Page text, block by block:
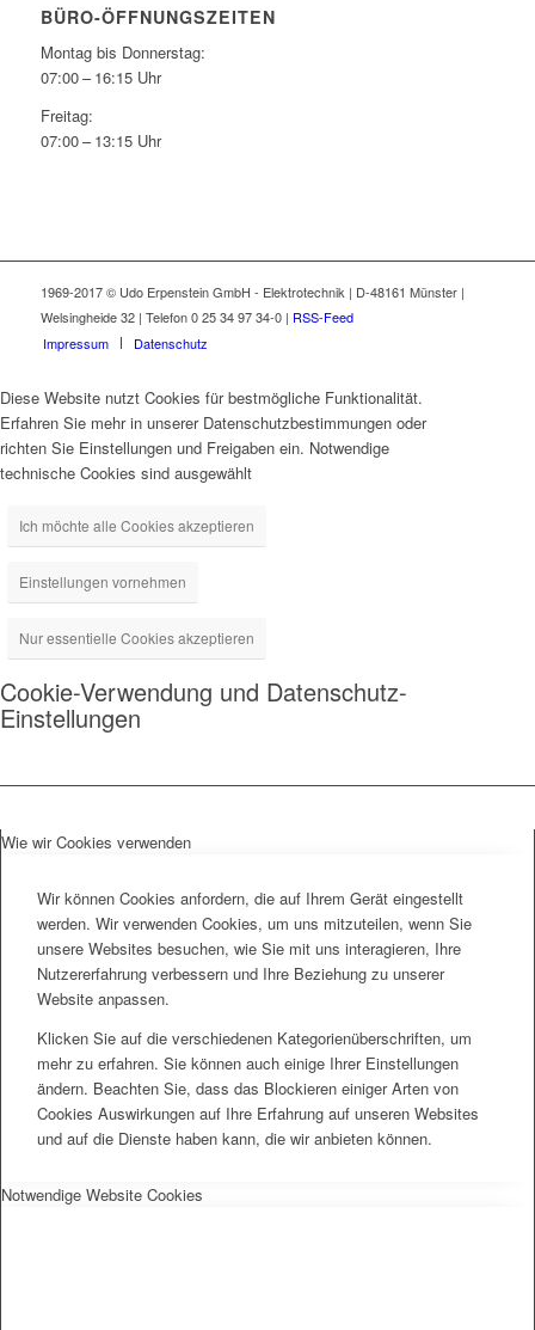
BÜRO-ÖFFNUNGSZEITEN
Montag bis Donnerstag:
07:00 – 16:15 Uhr
Freitag:
07:00 – 13:15 Uhr
1969-2017 © Udo Erpenstein GmbH - Elektrotechnik | D-48161 Münster |
Welsingheide 32 | Telefon 0 25 34 97 34-0 | RSS-Feed
Impressum
Datenschutz
Diese Website nutzt Cookies für bestmögliche Funktionalität.
Erfahren Sie mehr in unserer Datenschutzbestimmungen oder
richten Sie Einstellungen und Freigaben ein. Notwendige
technische Cookies sind ausgewählt
Ich möchte alle Cookies akzeptieren
Einstellungen vornehmen
Nur essentielle Cookies akzeptieren
Cookie-Verwendung und Datenschutz-
Einstellungen
Wie wir Cookies verwenden
Wir können Cookies anfordern, die auf Ihrem Gerät eingestellt
werden. Wir verwenden Cookies, um uns mitzuteilen, wenn Sie
unsere Websites besuchen, wie Sie mit uns interagieren, Ihre
Nutzererfahrung verbessern und Ihre Beziehung zu unserer
Website anpassen.
Klicken Sie auf die verschiedenen Kategorienüberschriften, um
mehr zu erfahren. Sie können auch einige Ihrer Einstellungen
ändern. Beachten Sie, dass das Blockieren einiger Arten von
Cookies Auswirkungen auf Ihre Erfahrung auf unseren Websites
und auf die Dienste haben kann, die wir anbieten können.
Notwendige Website Cookies